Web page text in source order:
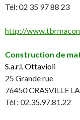
Tél: 02 35 97 88 23
http://
Construction de
S.a.r.l. Ottavioli
25 Grande rue
76450 CRASVILLE
Tèl : 02.35.97.81.22